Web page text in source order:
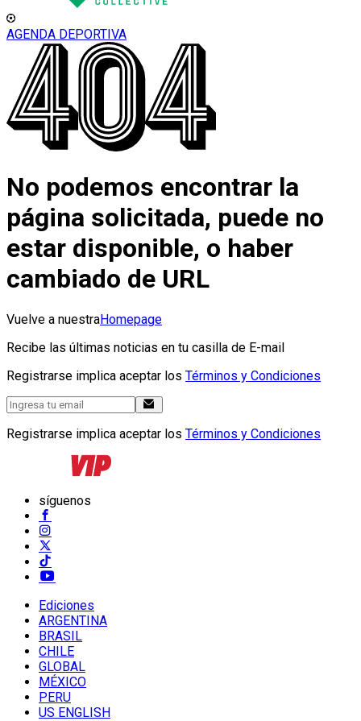
AGENDA DEPORTIVA
No podemos encontrar la
página solicitada, puede no
estar disponible, o haber
cambiado de URL
Vuelve a nuestraHomepage
Recibe las últimas noticias en tu casilla de E-mail
Registrarse implica aceptar los Términos y Condiciones
Registrarse implica aceptar los Términos y Condiciones
síguenos
Ediciones
ARGENTINA
BRASIL
CHILE
GLOBAL
MÉXICO
PERU
US ENGLISH